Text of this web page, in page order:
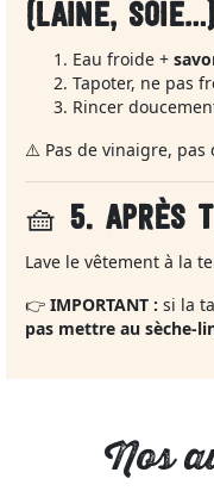
(LAINE, SOIE…)
Eau froide +
Tapoter, ne pas
Rincer
⚠️ Pas de vinaigre, pas
🧺 5. APRÈS
Lave le vêtement à la
👉 IMPORTANT : si la
pas mettre au
Nos